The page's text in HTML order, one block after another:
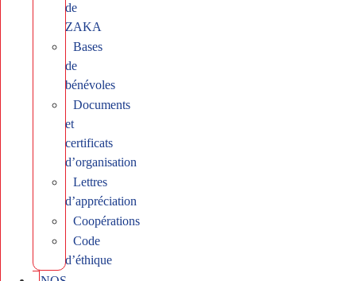
de
ZAKA
Bases
de
bénévoles
Documents
et
certificats
d’organisation
Lettres
d’appréciation
Coopérations
Code
d’éthique